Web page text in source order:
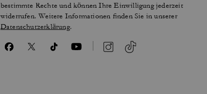
bestimmte Rechte und können Ihre Einwilligung jederzeit
widerrufen. Weitere Informationen finden Sie in unserer
Datenschutzerklärung.